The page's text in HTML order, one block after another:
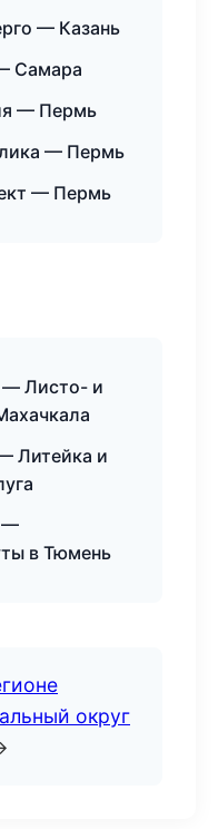
— Казань
Самара
— Пермь
— Пермь
— Пермь
— Листо- и
Литейка и
—
в Тюмень
округ